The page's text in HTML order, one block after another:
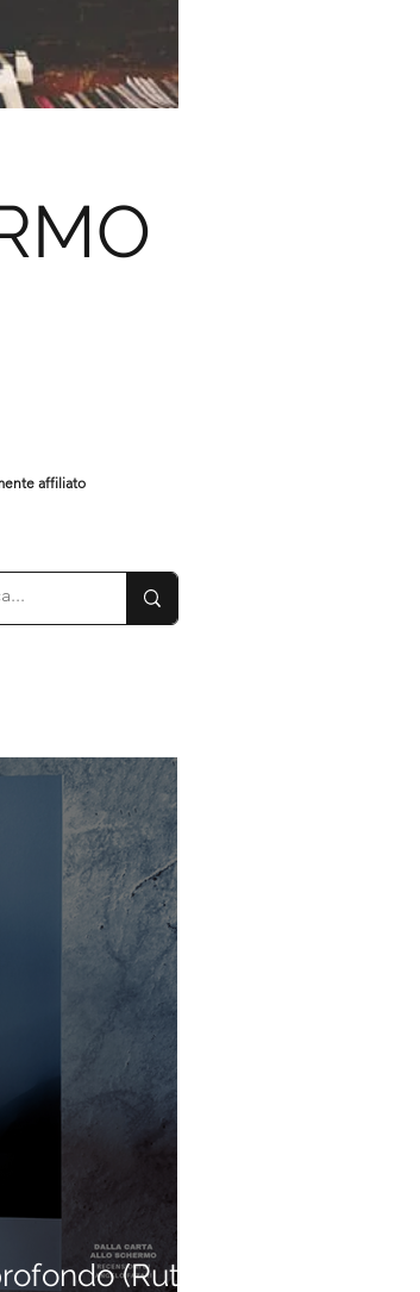
affiliato
(Ruth